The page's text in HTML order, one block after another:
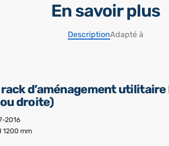
En savoir plus
DescriptionAdapté à
d’aménagement utilitaire
droite)
2016
1200 mm